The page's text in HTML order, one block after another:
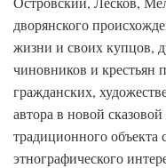
дворянского
жизни и своих купцов,
чиновников и крестьян
гражданских,
автора в новой
традиционного объекта
этнографического